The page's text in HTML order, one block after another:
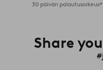
30 päivän palautusoikeus*
Share